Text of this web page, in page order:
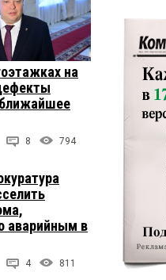
на
8 794
аварийным в
4 811